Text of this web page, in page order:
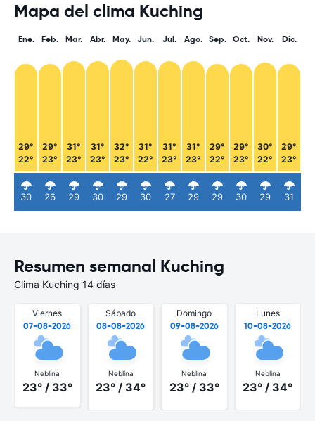
Mapa del clima Kuching
Ene.
29°
22°
30
Feb.
29°
23°
26
Mar.
31°
23°
29
Abr.
31°
23°
30
May.
32°
23°
29
Jun.
31°
22°
30
Jul.
31°
23°
27
Ago.
31°
23°
29
Sep.
29°
22°
29
Oct.
29°
23°
30
Nov.
30°
22°
29
Dic.
29°
23°
31
Resumen semanal Kuching
Clima Kuching 14 días
Viernes
07-08-2026
Neblina
23° / 33°
Sábado
08-08-2026
Neblina
23° / 34°
Domingo
09-08-2026
Neblina
23° / 33°
Lunes
10-08-2026
Neblina
23° / 34°